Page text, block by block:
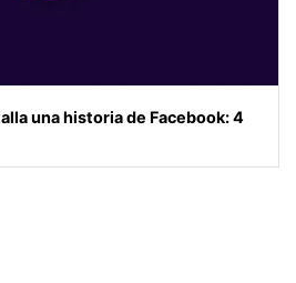
una historia de Facebook: 4